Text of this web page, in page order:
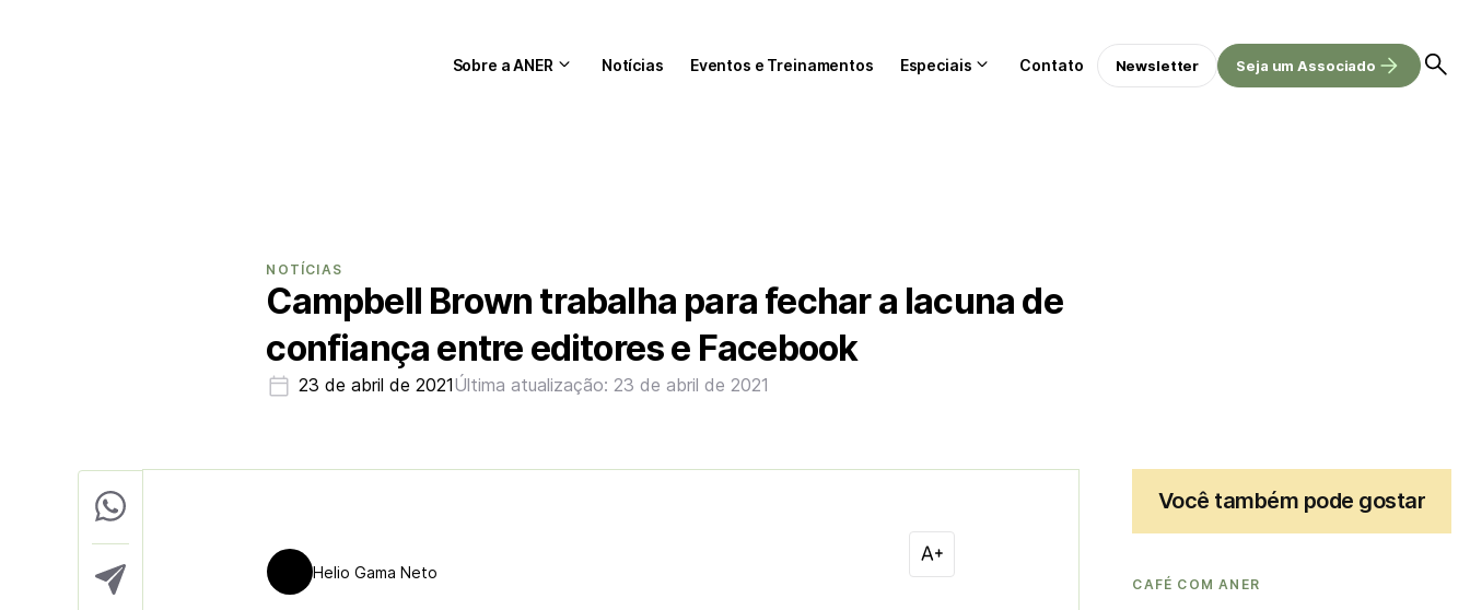
Sobre a ANER Notícias Eventos e Treinamentos Especiais Contato Newsletter Seja um Associado
NOTÍCIAS
Campbell Brown trabalha para fechar a lacuna de
confiança entre editores e Facebook
23 de abril de 2021Última atualização: 23 de abril de 2021
Helio Gama Neto
Você também pode gostar
CAFÉ COM ANER